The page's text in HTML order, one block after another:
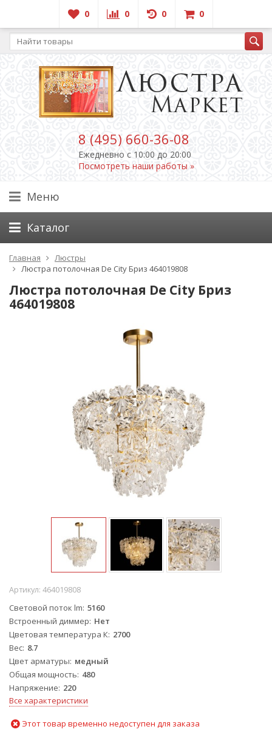
0 0 0 0
8 (495) 660-36-08
Ежедневно c 10:00 до 20:00
Посмотреть наши работы »
Меню
Каталог
Главная
Люстры
Люстра потолочная De City Бриз 464019808
Люстра потолочная De City Бриз
464019808
Артикул: 464019808
Световой поток lm 5160
Встроенный диммер Нет
Цветовая температура К 2700
Вес 8.7
Цвет арматуры медный
Общая мощность 480
Напряжение 220
Все характеристики
Этот товар временно недоступен для заказа